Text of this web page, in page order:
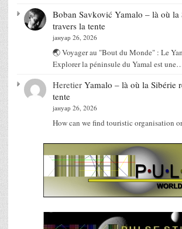
Boban Savković Yamalo – là où la
travers la tente
јануар 26, 2026
🌏 Voyager au "Bout du Monde" : Le
Explorer la péninsule du Yamal est
Heretier Yamalo – là où la Sibérie
tente
јануар 26, 2026
How can we find touristic organisation